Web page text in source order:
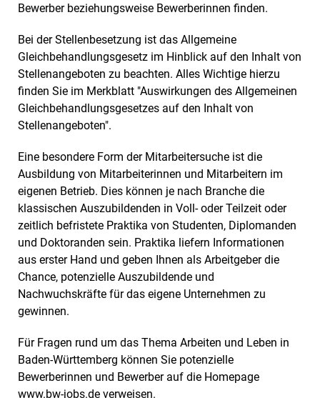
Bewerber beziehungsweise Bewerberinnen finden.
Bei der Stellenbesetzung ist das Allgemeine
Gleichbehandlungsgesetz im Hinblick auf den Inhalt von
Stellenangeboten zu beachten. Alles Wichtige hierzu
finden Sie im Merkblatt "Auswirkungen des Allgemeinen
Gleichbehandlungsgesetzes auf den Inhalt von
Stellenangeboten".
Eine besondere Form der Mitarbeitersuche ist die
Ausbildung von Mitarbeiterinnen und Mitarbeitern im
eigenen Betrieb. Dies können je nach Branche die
klassischen Auszubildenden in Voll- oder Teilzeit oder
zeitlich befristete Praktika von Studenten, Diplomanden
und Doktoranden sein. Praktika liefern Informationen
aus erster Hand und geben Ihnen als Arbeitgeber die
Chance, potenzielle Auszubildende und
Nachwuchskräfte für das eigene Unternehmen zu
gewinnen.
Für Fragen rund um das Thema Arbeiten und Leben in
Baden-Württemberg können Sie potenzielle
Bewerberinnen und Bewerber auf die Homepage
www.bw-jobs.de verweisen.